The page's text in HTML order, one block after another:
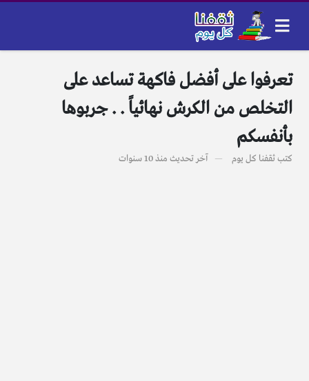
تعرفوا على أفضل فاكهة تساعد على
التخلص من الكرش نهائياً . . جربوها
بأنفسكم
كتبثقفنا كل يوم آخر تحديث منذ 10 سنوات